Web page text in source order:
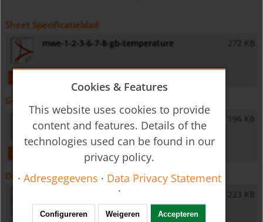
Sheet Specificatieblad
mwe-1-2-3-6-7-8-gb-temperature 272 KB
Gebruiksaanwijzing
MWE - Operating Instructions 196 KB
Diversen
General Safety Instructions 223 KB
Cookies & Features
This website uses cookies to provide
content and features. Details of the
technologies used can be found in our
privacy policy.
· Adresgegevens · Data Privacy Statement
·
Configureren Weigeren Accepteren